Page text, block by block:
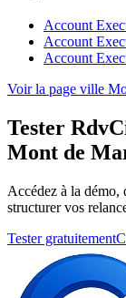
Account
Account
Account
Voir la page ville
Tester
Mont de
Accédez à la démo,
structurer vos
Tester gratuitement